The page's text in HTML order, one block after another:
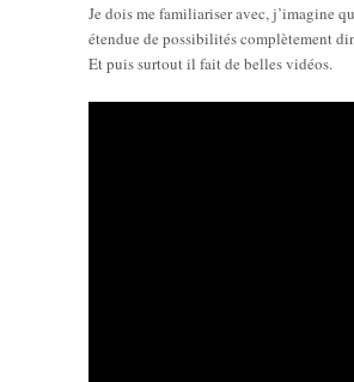
Je dois me familiariser avec, j’imagine
étendue de possibilités complètement
Et puis surtout il fait de belles vidéos.